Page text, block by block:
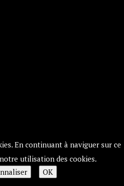
En continuant à naviguer sur ce
utilisation des cookies.
OK